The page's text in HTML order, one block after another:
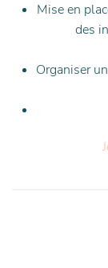
Mise en
des
Organiser